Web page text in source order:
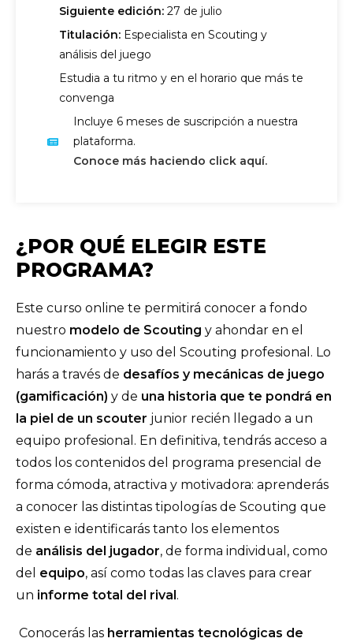
¿POR QUÉ ELEGIR ESTE
PROGRAMA?
Este curso online te permitirá conocer a fondo
nuestro modelo de Scouting y ahondar en el
funcionamiento y uso del Scouting profesional. Lo
harás a través de desafíos y mecánicas de juego
(gamificación) y de una historia que te pondrá en
la piel de un scouter junior recién llegado a un
equipo profesional. En definitiva, tendrás acceso a
todos los contenidos del programa presencial de
forma cómoda, atractiva y motivadora: aprenderás
a conocer las distintas tipologías de Scouting que
existen e identificarás tanto los elementos
de análisis del jugador, de forma individual, como
del equipo, así como todas las claves para crear
un informe total del rival .
Conocerás las herramientas tecnológicas de
Siguiente edición: 27 de julio
Titulación: Especialista en Scouting y
análisis del juego
Estudia a tu ritmo y en el horario que más te
convenga
Incluye 6 meses de suscripción a nuestra
plataforma.
Conoce más haciendo click aquí.